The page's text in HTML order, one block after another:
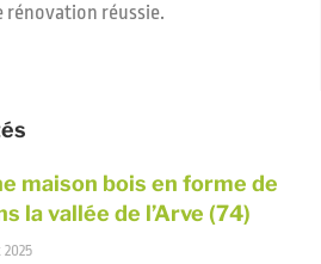
rénovation réussie.
maison bois en forme de
la vallée de l’Arve (74)